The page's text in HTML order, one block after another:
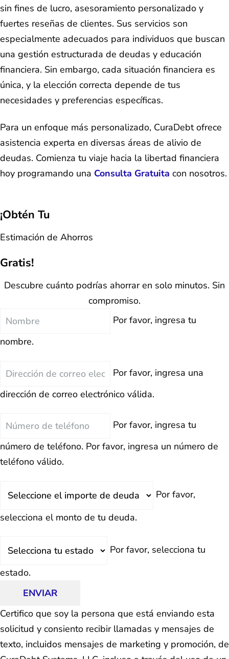
sin fines de lucro, asesoramiento personalizado y
fuertes reseñas de clientes. Sus servicios son
especialmente adecuados para individuos que buscan
una gestión estructurada de deudas y educación
financiera. Sin embargo, cada situación financiera es
única, y la elección correcta depende de tus
necesidades y preferencias específicas.
Para un enfoque más personalizado, CuraDebt ofrece
asistencia experta en diversas áreas de alivio de
deudas. Comienza tu viaje hacia la libertad financiera
hoy programando una Consulta Gratuita con nosotros.
¡Obtén Tu
Estimación de Ahorros
Gratis!
Descubre cuánto podrías ahorrar en solo minutos. Sin
compromiso.
Nombre
Por favor, ingresa tu
nombre.
Correo
Por favor, ingresa una
dirección de correo electrónico válida.
Teléfono
Por favor, ingresa tu
número de teléfono. Por favor, ingresa un número de
teléfono válido.
Por favor,
selecciona el monto de tu deuda.
Por favor, selecciona tu
estado.
ENVIAR
Certifico que soy la persona que está enviando esta
solicitud y consiento recibir llamadas y mensajes de
texto, incluidos mensajes de marketing y promoción, de